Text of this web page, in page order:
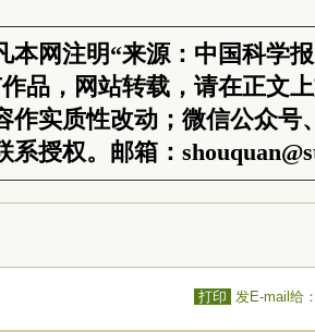
本网注明“来源：中国科学
品，网站转载，请在正文
作实质性改动；微信公众号
系授权。邮箱：
打印 发E-mail给